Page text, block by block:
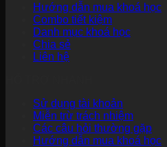
18.888.888 ₫.
là:
Hướng dẫn mua khoá học
Combo tiết kiệm
Danh mục khoá học
Chia sẻ
Liên hệ
Sử dụng tài khoản
Miễn trừ trách nhiệm
Các câu hỏi thường gặp
Hướng dẫn mua khoá học